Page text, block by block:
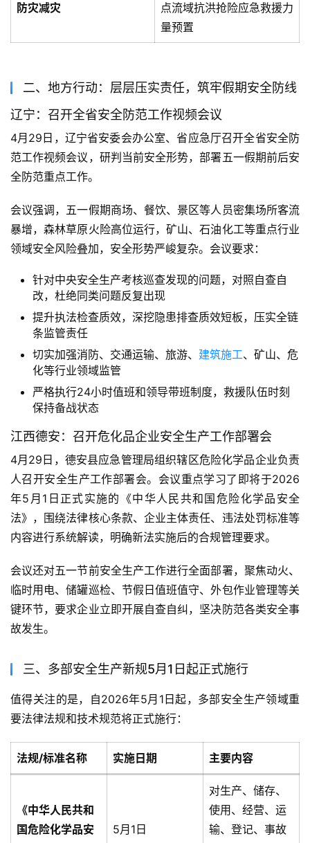
防灾减灾
点流域抗洪抢险应急救援力
量预置
二、地方行动：层层压实责任，筑牢假期安全防线
辽宁：召开全省安全防范工作视频会议
4月29日，辽宁省安委会办公室、省应急厅召开全省安全防
范工作视频会议，研判当前安全形势，部署五一假期前后安
全防范重点工作。
会议强调，五一假期商场、餐饮、景区等人员密集场所客流
暴增，森林草原火险高位运行，矿山、石油化工等重点行业
领域安全风险叠加，安全形势严峻复杂。会议要求：
针对中央安全生产考核巡查发现的问题，对照自查自
改，杜绝同类问题反复出现
提升执法检查质效，深挖隐患排查质效短板，压实全链
条监管责任
切实加强消防、交通运输、旅游、 建筑施工、矿山、危
化等行业领域监管
严格执行24小时值班和领导带班制度，救援队伍时刻
保持备战状态
江西德安：召开危化品企业安全生产工作部署会
4月29日，德安县应急管理局组织辖区危险化学品企业负责
人召开安全生产工作部署会。会议重点学习了即将于2026
年5月1日正式实施的《中华人民共和国危险化学品安全
法》，围绕法律核心条款、企业主体责任、违法处罚标准等
内容进行系统解读，明确新法实施后的合规管理要求。
会议还对五一节前安全生产工作进行全面部署，聚焦动火、
临时用电、储罐巡检、节假日值班值守、外包作业管理等关
键环节，要求企业立即开展自查自纠，坚决防范各类安全事
故发生。
三、多部安全生产新规5月1日起正式施行
值得关注的是，自2026年5月1日起，多部安全生产领域重
要法律法规和技术规范将正式施行：
法规/标准名称 实施日期 主要内容
《中华人民共和
国危险化学品安
5月1日
对生产、储存、
使用、经营、运
输、登记、事故